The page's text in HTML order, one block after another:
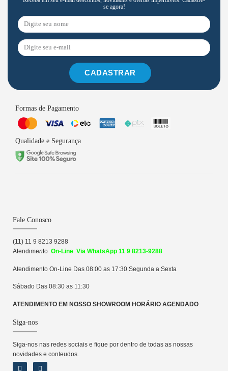
se agora!
CADASTRAR
Formas de Pagamento
Qualidade e Segurança
Fale Conosco
(11) 11 9 8213 9288
Atendimento On-Line Via WhatsApp 11 9 8213-9288
Atendimento On-Line Das 08:00 as 17:30 Segunda a Sexta
Sábado Das 08:30 as 11:30
ATENDIMENTO EM NOSSO SHOWROOM HORÁRIO AGENDADO
Siga-nos
Siga-nos nas redes sociais e fique por dentro de todas as nossas
novidades e conteudos.